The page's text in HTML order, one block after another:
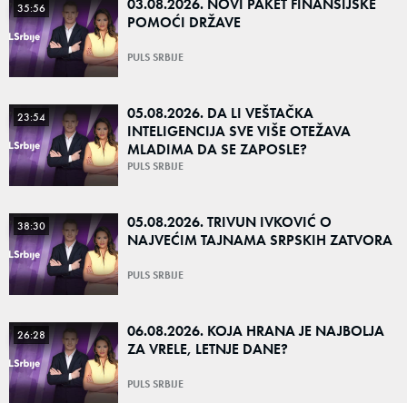
35:56
03.08.2026. NOVI PAKET FINANSIJSKE
POMOĆI DRŽAVE
PULS SRBIJE
23:54
05.08.2026. DA LI VEŠTAČKA
INTELIGENCIJA SVE VIŠE OTEŽAVA
MLADIMA DA SE ZAPOSLE?
PULS SRBIJE
38:30
05.08.2026. TRIVUN IVKOVIĆ O
NAJVEĆIM TAJNAMA SRPSKIH ZATVORA
PULS SRBIJE
26:28
06.08.2026. KOJA HRANA JE NAJBOLJA
ZA VRELE, LETNJE DANE?
PULS SRBIJE